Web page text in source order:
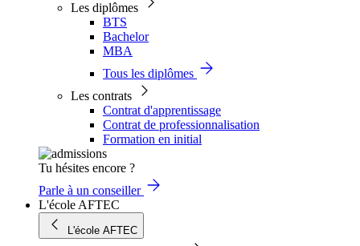
Les diplômes
BTS
Bachelor
MBA
Tous les diplômes
Les contrats
Contrat d'apprentissage
Contrat de professionnalisation
Formation en initial
Tu hésites encore ?
Parle à un conseiller
L'école AFTEC
L'école AFTEC